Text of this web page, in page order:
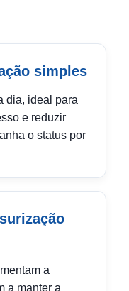
simples
dia, ideal para
e reduzir
o status por
a
a manter a